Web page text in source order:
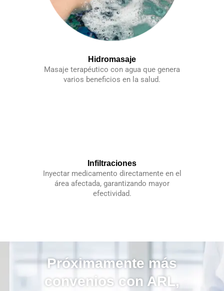
Hidromasaje
Masaje terapéutico con agua que genera
varios beneficios en la salud.
Infiltraciones
Inyectar medicamento directamente en el
área afectada, garantizando mayor
efectividad.
Próximamente más
convenios con ARL,